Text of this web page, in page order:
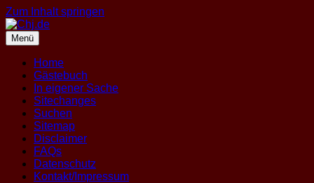
Zum Inhalt springen
Menü
Home
Gästebuch
In eigener Sache
Sitechanges
Suchen
Sitemap
Disclaimer
FAQs
Datenschutz
Kontakt/Impressum